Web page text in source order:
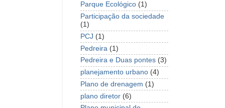
Parque Ecológico (1)
Participação da sociedade
(1)
PCJ (1)
Pedreira (1)
Pedreira e Duas pontes (3)
planejamento urbano (4)
Plano de drenagem (1)
plano diretor (6)